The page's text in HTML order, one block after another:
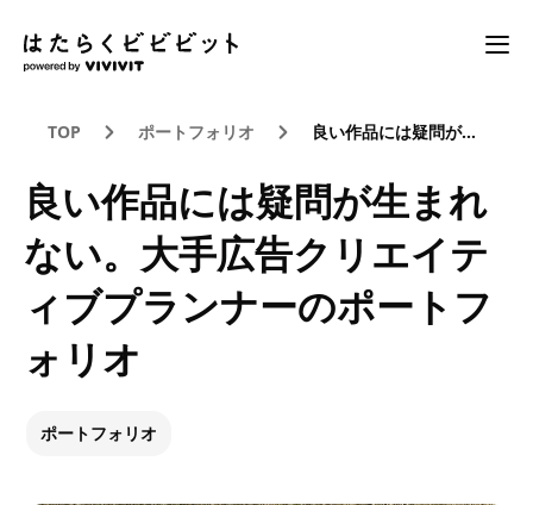
TOP ポートフォリオ 良い作品には疑問が生まれない。大手広告クリエイティブプランナーのポートフォリオ
良い作品には疑問が生まれ
ない。大手広告クリエイテ
ィブプランナーのポートフ
ォリオ
ポートフォリオ